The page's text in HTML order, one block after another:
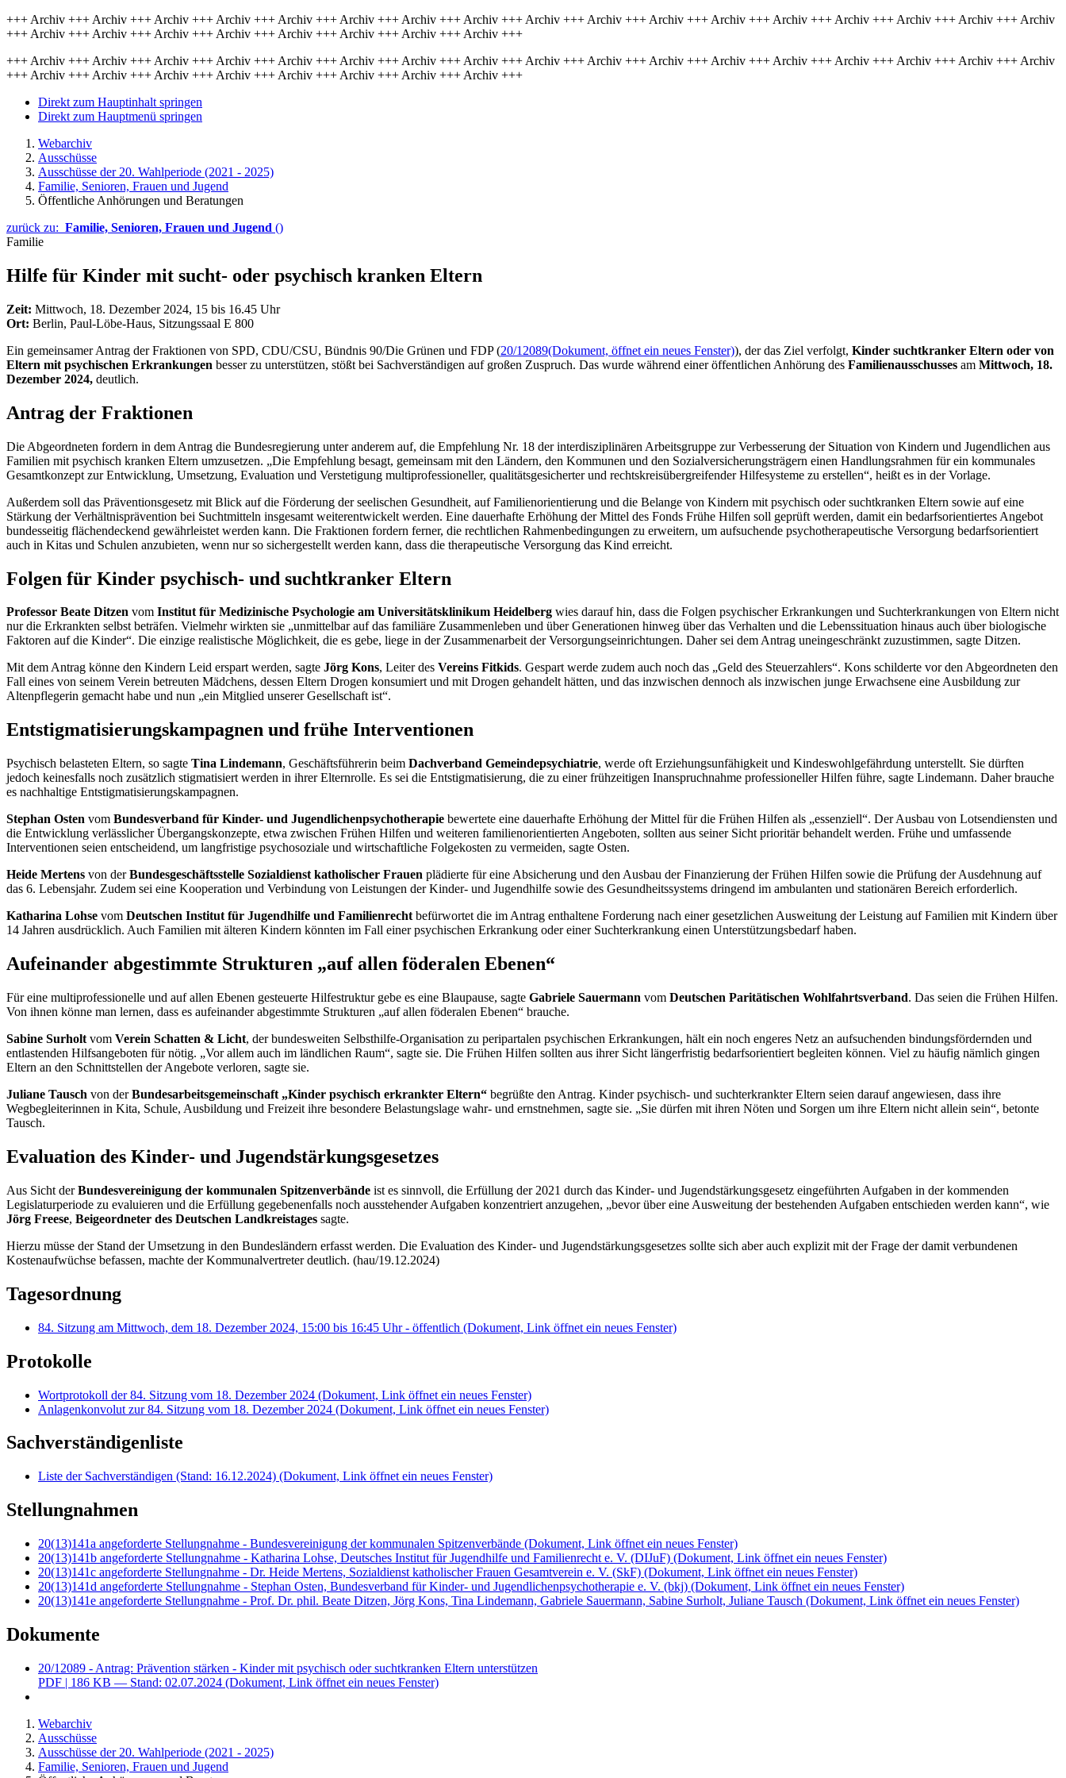
+++ Archiv +++ Archiv +++ Archiv +++ Archiv +++ Archiv +++ Archiv +++ Archiv +++ Archiv +++ Archiv +++ Archiv +++ Archiv +++ Archiv +++ Archiv +++ Archiv +++ Archiv +++ Archiv +++ Archiv
+++ Archiv +++ Archiv +++ Archiv +++ Archiv +++ Archiv +++ Archiv +++ Archiv +++ Archiv +++
+++ Archiv +++ Archiv +++ Archiv +++ Archiv +++ Archiv +++ Archiv +++ Archiv +++ Archiv +++ Archiv +++ Archiv +++ Archiv +++ Archiv +++ Archiv +++ Archiv +++ Archiv +++ Archiv +++ Archiv
+++ Archiv +++ Archiv +++ Archiv +++ Archiv +++ Archiv +++ Archiv +++ Archiv +++ Archiv +++
Direkt zum Hauptinhalt springen
Direkt zum Hauptmenü springen
Webarchiv
Ausschüsse
Ausschüsse der 20. Wahlperiode (2021 - 2025)
Familie, Senioren, Frauen und Jugend
Öffentliche Anhörungen und Beratungen
zurück zu: Familie, Senioren, Frauen und Jugend ()
Familie
Hilfe für Kinder mit sucht- oder psychisch kranken Eltern
Zeit: Mittwoch, 18. Dezember 2024, 15 bis 16.45 Uhr
Ort: Berlin, Paul-Löbe-Haus, Sitzungssaal E 800
Ein gemeinsamer Antrag der Fraktionen von SPD, CDU/CSU, Bündnis 90/Die Grünen und FDP (20/12089(Dokument, öffnet ein neues Fenster)), der das Ziel verfolgt, Kinder suchtkranker Eltern oder von
Eltern mit psychischen Erkrankungen besser zu unterstützen, stößt bei Sachverständigen auf großen Zuspruch. Das wurde während einer öffentlichen Anhörung des Familienausschusses am Mittwoch, 18.
Dezember 2024, deutlich.
Antrag der Fraktionen
Die Abgeordneten fordern in dem Antrag die Bundesregierung unter anderem auf, die Empfehlung Nr. 18 der interdisziplinären Arbeitsgruppe zur Verbesserung der Situation von Kindern und Jugendlichen aus
Familien mit psychisch kranken Eltern umzusetzen. „Die Empfehlung besagt, gemeinsam mit den Ländern, den Kommunen und den Sozialversicherungsträgern einen Handlungsrahmen für ein kommunales
Gesamtkonzept zur Entwicklung, Umsetzung, Evaluation und Verstetigung multiprofessioneller, qualitätsgesicherter und rechtskreisübergreifender Hilfesysteme zu erstellen“, heißt es in der Vorlage.
Außerdem soll das Präventionsgesetz mit Blick auf die Förderung der seelischen Gesundheit, auf Familienorientierung und die Belange von Kindern mit psychisch oder suchtkranken Eltern sowie auf eine
Stärkung der Verhältnisprävention bei Suchtmitteln insgesamt weiterentwickelt werden. Eine dauerhafte Erhöhung der Mittel des Fonds Frühe Hilfen soll geprüft werden, damit ein bedarfsorientiertes Angebot
bundesseitig flächendeckend gewährleistet werden kann. Die Fraktionen fordern ferner, die rechtlichen Rahmenbedingungen zu erweitern, um aufsuchende psychotherapeutische Versorgung bedarfsorientiert
auch in Kitas und Schulen anzubieten, wenn nur so sichergestellt werden kann, dass die therapeutische Versorgung das Kind erreicht.
Folgen für Kinder psychisch- und suchtkranker Eltern
Professor Beate Ditzen vom Institut für Medizinische Psychologie am Universitätsklinikum Heidelberg wies darauf hin, dass die Folgen psychischer Erkrankungen und Suchterkrankungen von Eltern nicht
nur die Erkrankten selbst beträfen. Vielmehr wirkten sie „unmittelbar auf das familiäre Zusammenleben und über Generationen hinweg über das Verhalten und die Lebenssituation hinaus auch über biologische
Faktoren auf die Kinder“. Die einzige realistische Möglichkeit, die es gebe, liege in der Zusammenarbeit der Versorgungseinrichtungen. Daher sei dem Antrag uneingeschränkt zuzustimmen, sagte Ditzen.
Mit dem Antrag könne den Kindern Leid erspart werden, sagte Jörg Kons, Leiter des Vereins Fitkids. Gespart werde zudem auch noch das „Geld des Steuerzahlers“. Kons schilderte vor den Abgeordneten den
Fall eines von seinem Verein betreuten Mädchens, dessen Eltern Drogen konsumiert und mit Drogen gehandelt hätten, und das inzwischen dennoch als inzwischen junge Erwachsene eine Ausbildung zur
Altenpflegerin gemacht habe und nun „ein Mitglied unserer Gesellschaft ist“.
Entstigmatisierungskampagnen und frühe Interventionen
Psychisch belasteten Eltern, so sagte Tina Lindemann, Geschäftsführerin beim Dachverband Gemeindepsychiatrie, werde oft Erziehungsunfähigkeit und Kindeswohlgefährdung unterstellt. Sie dürften
jedoch keinesfalls noch zusätzlich stigmatisiert werden in ihrer Elternrolle. Es sei die Entstigmatisierung, die zu einer frühzeitigen Inanspruchnahme professioneller Hilfen führe, sagte Lindemann. Daher brauche
es nachhaltige Entstigmatisierungskampagnen.
Stephan Osten vom Bundesverband für Kinder- und Jugendlichenpsychotherapie bewertete eine dauerhafte Erhöhung der Mittel für die Frühen Hilfen als „essenziell“. Der Ausbau von Lotsendiensten und
die Entwicklung verlässlicher Übergangskonzepte, etwa zwischen Frühen Hilfen und weiteren familienorientierten Angeboten, sollten aus seiner Sicht prioritär behandelt werden. Frühe und umfassende
Interventionen seien entscheidend, um langfristige psychosoziale und wirtschaftliche Folgekosten zu vermeiden, sagte Osten.
Heide Mertens von derBundesgeschäftsstelle Sozialdienst katholischer Frauen plädierte für eine Absicherung und den Ausbau der Finanzierung der Frühen Hilfen sowie die Prüfung der Ausdehnung auf
das 6. Lebensjahr. Zudem sei eine Kooperation und Verbindung von Leistungen der Kinder- und Jugendhilfe sowie des Gesundheitssystems dringend im ambulanten und stationären Bereich erforderlich.
Katharina Lohse vom Deutschen Institut für Jugendhilfe und Familienrecht befürwortet die im Antrag enthaltene Forderung nach einer gesetzlichen Ausweitung der Leistung auf Familien mit Kindern über
14 Jahren ausdrücklich. Auch Familien mit älteren Kindern könnten im Fall einer psychischen Erkrankung oder einer Suchterkrankung einen Unterstützungsbedarf haben.
Aufeinander abgestimmte Strukturen „auf allen föderalen Ebenen“
Für eine multiprofessionelle und auf allen Ebenen gesteuerte Hilfestruktur gebe es eine Blaupause, sagte Gabriele Sauermann vom Deutschen Paritätischen Wohlfahrtsverband. Das seien die Frühen Hilfen.
Von ihnen könne man lernen, dass es aufeinander abgestimmte Strukturen „auf allen föderalen Ebenen“ brauche.
Sabine Surholt vom Verein Schatten & Licht, der bundesweiten Selbsthilfe-Organisation zu peripartalen psychischen Erkrankungen, hält ein noch engeres Netz an aufsuchenden bindungsfördernden und
entlastenden Hilfsangeboten für nötig. „Vor allem auch im ländlichen Raum“, sagte sie. Die Frühen Hilfen sollten aus ihrer Sicht längerfristig bedarfsorientiert begleiten können. Viel zu häufig nämlich gingen
Eltern an den Schnittstellen der Angebote verloren, sagte sie.
Juliane Tausch von derBundesarbeitsgemeinschaft „Kinder psychisch erkrankter Eltern“ begrüßte den Antrag. Kinder psychisch- und suchterkrankter Eltern seien darauf angewiesen, dass ihre
Wegbegleiterinnen in Kita, Schule, Ausbildung und Freizeit ihre besondere Belastungslage wahr- und ernstnehmen, sagte sie. „Sie dürfen mit ihren Nöten und Sorgen um ihre Eltern nicht allein sein“, betonte
Tausch.
Evaluation des Kinder- und Jugendstärkungsgesetzes
Aus Sicht derBundesvereinigung der kommunalen Spitzenverbände ist es sinnvoll, die Erfüllung der 2021 durch das Kinder- und Jugendstärkungsgesetz eingeführten Aufgaben in der kommenden
Legislaturperiode zu evaluieren und die Erfüllung gegebenenfalls noch ausstehender Aufgaben konzentriert anzugehen, „bevor über eine Ausweitung der bestehenden Aufgaben entschieden werden kann“, wie
Jörg Freese, Beigeordneter des Deutschen Landkreistages sagte.
Hierzu müsse der Stand der Umsetzung in den Bundesländern erfasst werden. Die Evaluation des Kinder- und Jugendstärkungsgesetzes sollte sich aber auch explizit mit der Frage der damit verbundenen
Kostenaufwüchse befassen, machte der Kommunalvertreter deutlich. (hau/19.12.2024)
Tagesordnung
84. Sitzung am Mittwoch, dem 18. Dezember 2024, 15:00 bis 16:45 Uhr - öffentlich (Dokument, Link öffnet ein neues Fenster)
Protokolle
Wortprotokoll der 84. Sitzung vom 18. Dezember 2024 (Dokument, Link öffnet ein neues Fenster)
Anlagenkonvolut zur 84. Sitzung vom 18. Dezember 2024 (Dokument, Link öffnet ein neues Fenster)
Sachverständigenliste
Liste der Sachverständigen (Stand: 16.12.2024) (Dokument, Link öffnet ein neues Fenster)
Stellungnahmen
20(13)141a angeforderte Stellungnahme - Bundesvereinigung der kommunalen Spitzenverbände (Dokument, Link öffnet ein neues Fenster)
20(13)141b angeforderte Stellungnahme - Katharina Lohse, Deutsches Institut für Jugendhilfe und Familienrecht e. V. (DIJuF) (Dokument, Link öffnet ein neues Fenster)
20(13)141c angeforderte Stellungnahme - Dr. Heide Mertens, Sozialdienst katholischer Frauen Gesamtverein e. V. (SkF) (Dokument, Link öffnet ein neues Fenster)
20(13)141d angeforderte Stellungnahme - Stephan Osten, Bundesverband für Kinder- und Jugendlichenpsychotherapie e. V. (bkj) (Dokument, Link öffnet ein neues Fenster)
20(13)141e angeforderte Stellungnahme - Prof. Dr. phil. Beate Ditzen, Jörg Kons, Tina Lindemann, Gabriele Sauermann, Sabine Surholt, Juliane Tausch (Dokument, Link öffnet ein neues Fenster)
Dokumente
20/12089 - Antrag: Prävention stärken - Kinder mit psychisch oder suchtkranken Eltern unterstützen
PDF | 186 KB — Stand: 02.07.2024 (Dokument, Link öffnet ein neues Fenster)
Webarchiv
Ausschüsse
Ausschüsse der 20. Wahlperiode (2021 - 2025)
Familie, Senioren, Frauen und Jugend